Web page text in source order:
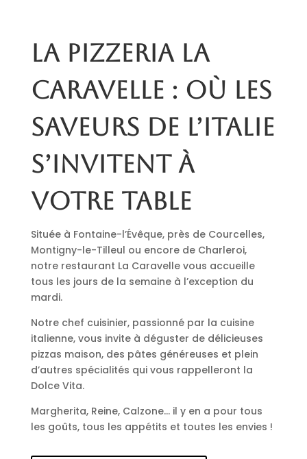
La pizzeria La
Caravelle : où les
saveurs de l’Italie
s’invitent à
votre table
Située à Fontaine-l’Évêque, près de Courcelles,
Montigny-le-Tilleul ou encore de Charleroi,
notre restaurant La Caravelle vous accueille
tous les jours de la semaine à l’exception du
mardi.
Notre chef cuisinier, passionné par la cuisine
italienne, vous invite à déguster de délicieuses
pizzas maison, des pâtes généreuses et plein
d’autres spécialités qui vous rappelleront la
Dolce Vita.
Margherita, Reine, Calzone… il y en a pour tous
les goûts, tous les appétits et toutes les envies !